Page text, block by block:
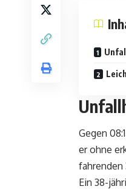
Gegen
er ohne
fahrenden
Ein 38-